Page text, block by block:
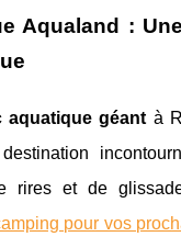
Aqualand :
aquatique géant à
rires et de
pour vos